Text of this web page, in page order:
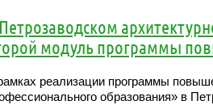
модуль программы
реализации программы
образования» в